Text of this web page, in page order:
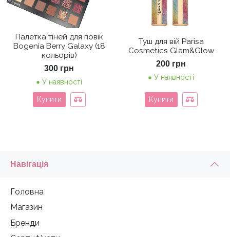
Палетка тіней для повік
Bogenia Berry Galaxy (18
кольорів)
300 грн
У наявності
Купити
Туш для вій Parisa
Cosmetics Glam&Glow
200 грн
У наявності
Купити
Навігація
Головна
Магазин
Бренди